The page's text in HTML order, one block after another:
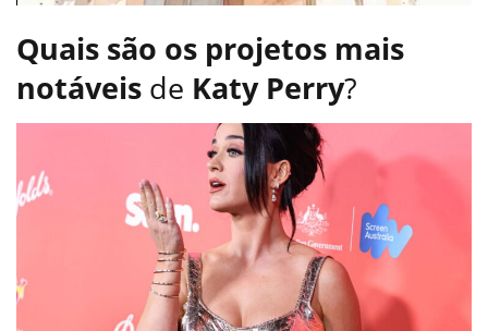
Quais são os projetos mais
notáveis de Katy Perry?